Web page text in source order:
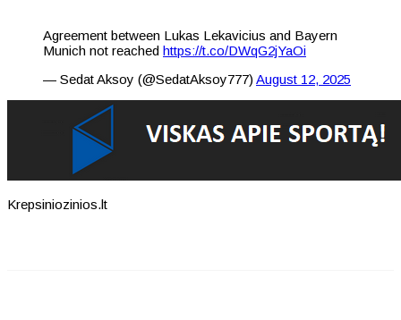
Agreement between Lukas Lekavicius and Bayern
Munich not reached https://t.co/DWqG2jYaOi
— Sedat Aksoy (@SedatAksoy777) August 12, 2025
Krepsiniozinios.lt